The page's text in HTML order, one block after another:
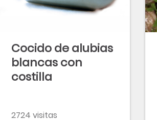
Cocido de alubias
blancas con
costilla
2724 visitas